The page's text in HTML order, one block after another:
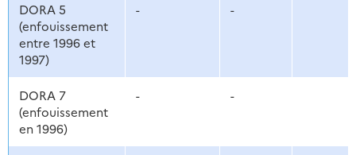
DORA 5
(enfouissement
entre 1996 et
1997)
- -
DORA 7
(enfouissement
en 1996)
- -